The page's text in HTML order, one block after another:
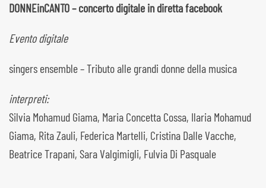
DONNEinCANTO – concerto digitale in diretta facebook
Evento digitale
singers ensemble – Tributo alle grandi donne della musica
interpreti:
Silvia Mohamud Giama, Maria Concetta Cossa, Ilaria Mohamud
Giama, Rita Zauli, Federica Martelli, Cristina Dalle Vacche,
Beatrice Trapani, Sara Valgimigli, Fulvia Di Pasquale